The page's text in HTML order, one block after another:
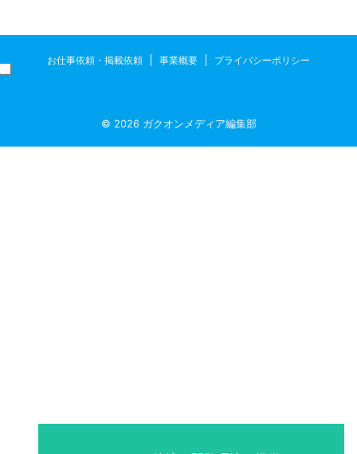
お仕事依頼・掲載依頼 事業概要 プライバシーポリシー
© 2026 ガクオンメディア編集部
る【ミューズ音楽館 名古屋駅教室】